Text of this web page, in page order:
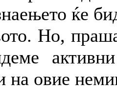
ќе
Но,
на овие